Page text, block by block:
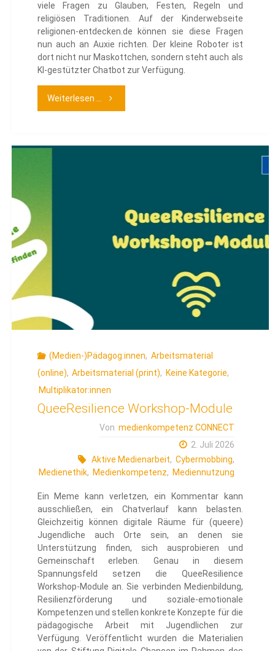
viele Fragen zu Glauben, Festen, Regeln und
religiösen Traditionen. Auf der Kinderwebseite
religionen-entdecken.de können sie diese Fragen
nun auch an Auxie richten. Der kleine Roboter ist
dort nicht nur Maskottchen, sondern steht auch als
KI-gestützter Chatbot zur Verfügung.
Weiterlesen ... "Auxie
(Medien-)Pädagog:innen, Arbeitsmaterial
(online), Arbeitsmaterial (print), Keine Kategorie,
Multiplikator:innen
QueeResilience Workshop-Module
Von medienkompetenz CONNECT
2. Juli 2026
Aktive Medienarbeit, Cybermobbing,
Medienethik, Medienkompetenz, Mediennutzung
Ein Meme kann verletzen, ein Kommentar kann
ausschließen, ein Chatverlauf kann belasten.
Gleichzeitig können digitale Räume für (queere)
Jugendliche auch Orte sein, an denen sie
Unterstützung finden, sich ausprobieren und
Gemeinschaft erleben. Genau in diesem
Spannungsfeld setzen die QueeResilience
Workshop-Module an. Sie verbinden Medienbildung,
Resilienzförderung und soziale-emotionale
Kompetenzen und stellen konkrete Konzepte für die
pädagogische Arbeit mit Jugendlichen zur
Verfügung. Veröffentlicht wurden die Materialien